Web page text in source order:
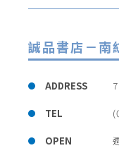
誠品書店－南
ADDRESS
TEL
OPEN